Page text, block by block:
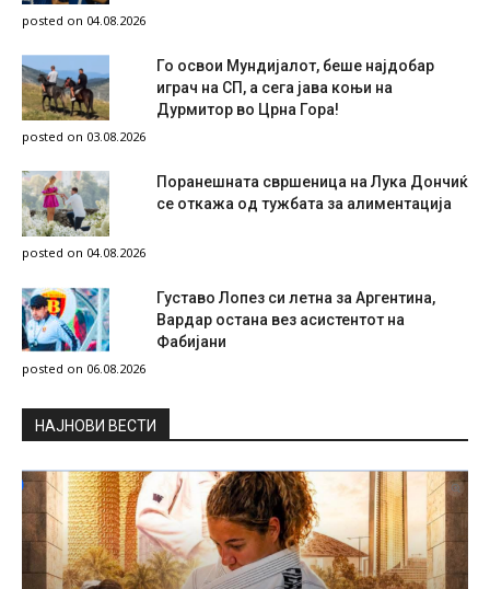
posted on 04.08.2026
Го освои Мундијалот, беше најдобар
играч на СП, а сега јава коњи на
Дурмитор во Црна Гора!
posted on 03.08.2026
Поранешната свршеница на Лука Дончиќ
се откажа од тужбата за алиментација
posted on 04.08.2026
Густаво Лопез си летна за Аргентина,
Вардар остана вез асистентот на
Фабијани
posted on 06.08.2026
НAЈНОВИ ВЕСТИ